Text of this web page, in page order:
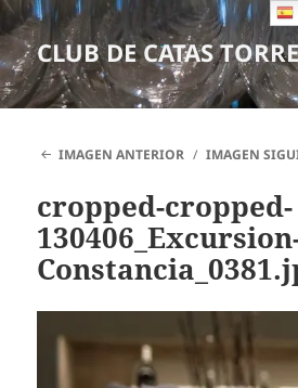
CLUB DE CATAS
IMAGEN ANTERIOR
IMAGEN
cropped-cropped-